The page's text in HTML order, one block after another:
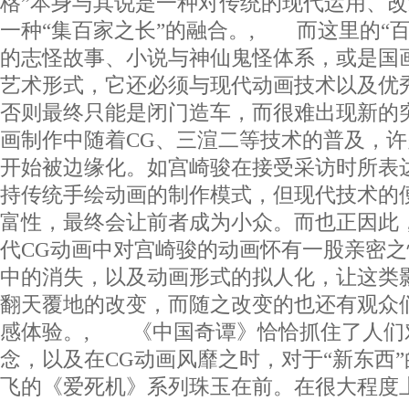
一种“集百家之长”的融合。, 而这里的“百
的志怪故事、小说与神仙鬼怪体系，或是国
艺术形式，它还必须与现代动画技术以及优
否则最终只能是闭门造车，而很难出现
画制作中随着CG、三渲二等技术的普及，
开始被边缘化。如宫崎骏在接受采访时所表
持传统手绘动画的制作模式，但现代技术的
富性，最终会让前者成为小众。而也正因此
代CG动画中对宫崎骏的动画怀有一股亲密
中的消失，以及动画形式的拟人化，让这类
翻天覆地的改变，而随之改变的也还有观众
感体验。, 《中国奇谭》恰恰抓住了人们
念，以及在CG动画风靡之时，对于“新东西
飞的《爱死机》系列珠玉在前。在很大程度